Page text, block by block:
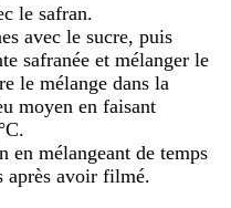
le safran.
avec le sucre, puis
safranée et mélanger le
le mélange dans la
moyen en faisant
en mélangeant de temps
après avoir filmé.